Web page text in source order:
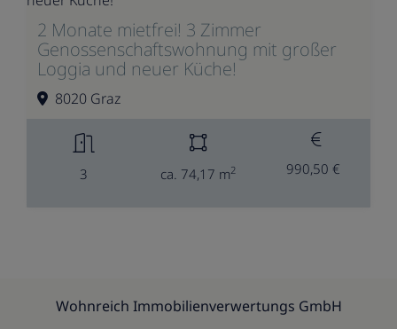
2 Monate mietfrei! 3 Zimmer
Genossenschaftswohnung mit großer
Loggia und neuer Küche!
8020 Graz
3 ca. 74,17 m2 990,50 €
Wohnreich Immobilienverwertungs GmbH